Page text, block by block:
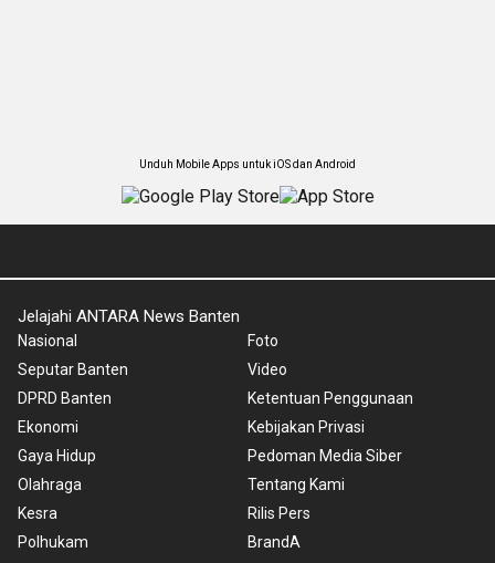
Unduh Mobile Apps untuk iOS dan Android
Jelajahi ANTARA News Banten
Nasional
Seputar Banten
DPRD Banten
Ekonomi
Gaya Hidup
Olahraga
Kesra
Polhukam
Foto
Video
Ketentuan Penggunaan
Kebijakan Privasi
Pedoman Media Siber
Tentang Kami
Rilis Pers
BrandA